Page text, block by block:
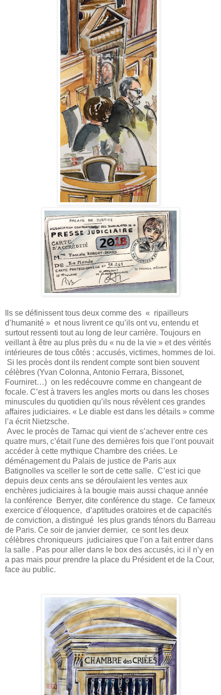
Ils se définissent tous deux comme des « ripailleurs
d’humanité » et nous livrent ce qu’ils ont vu, entendu et
surtout ressenti tout au long de leur carrière. Toujours en
veillant à être au plus près du « nu de la vie » et des vérités
intérieures de tous côtés : accusés, victimes, hommes de loi.
Si les procès dont ils rendent compte sont bien souvent
célèbres (Yvan Colonna, Antonio Ferrara, Bissonet,
Fourniret…) on les redécouvre comme en changeant de
focale. C’est à travers les angles morts ou dans les choses
minuscules du quotidien qu’ils nous révèlent ces grandes
affaires judiciaires. « Le diable est dans les détails » comme
l’a écrit Nietzsche.
Avec le procès de Tarnac qui vient de s’achever entre ces
quatre murs, c’était l'une des dernières fois que l’ont pouvait
accéder à cette mythique Chambre des criées. Le
déménagement du Palais de justice de Paris aux
Batignolles va sceller le sort de cette salle. C’est ici que
depuis deux cents ans se déroulaient les ventes aux
enchères judiciaires à la bougie mais aussi chaque année
la conférence Berryer, dite conférence du stage. Ce fameux
exercice d’éloquence, d’aptitudes oratoires et de capacités
de conviction, a distingué les plus grands ténors du Barreau
de Paris. Ce soir de janvier dernier, ce sont les deux
célèbres chroniqueurs judiciaires que l’on a fait entrer dans
la salle . Pas pour aller dans le box des accusés, ici il n’y en
a pas mais pour prendre la place du Président et de la Cour,
face au public.